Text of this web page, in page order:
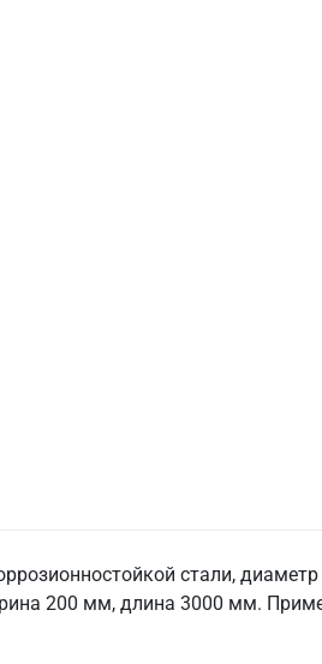
стали,
200 мм, длина 3000 мм.